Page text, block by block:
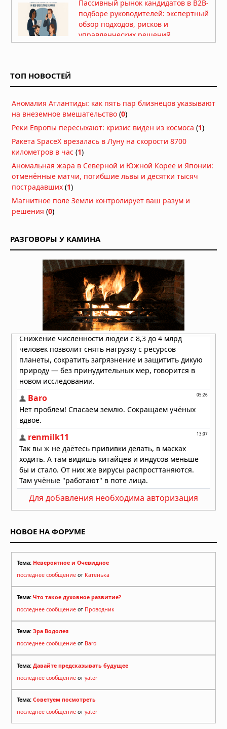
Пассивный рынок кандидатов в B2B-
подборе руководителей: экспертный
обзор подходов, рисков и
управленческих решений
Самые популярные цветы для
подарка и их особенности
16.07.2026 в 05:30
День рождения в лофте: как
выбрать пространство и
организовать незабываемый
праздник
25 лучших купальников 2026:
купальников
«Люцифер»: почему Дьявол стал
самым любимым героем
современного ТВ
02.07.2026 в 05:52
«Во все тяжкие»: как учитель химии
стал символом американской
трагедии
20.06.2026 в 05:57
Мужская одежда: от классики до
уличного стиля — как найти свой
образ
18.06.2026 в 06:19
ТОП НОВОСТЕЙ
Аномалия Атлантиды: как пять пар близнецов указывают
на внеземное вмешательство (0)
Реки Европы пересыхают: кризис виден из космоса (1)
Ракета SpaceX врезалась в Луну на скорости 8700
километров в час (1)
Аномальная жара в Северной и Южной Корее и Японии:
отменённые матчи, погибшие львы и десятки тысяч
пострадавших (1)
Магнитное поле Земли контролирует ваш разум и
решения (0)
РАЗГОВОРЫ У КАМИНА
Для добавления необходима авторизация
НОВОЕ НА ФОРУМЕ
Тема: Невероятное и Очевидное
последнее сообщение от Катенька
Тема: Что такое духовное развитие?
последнее сообщение от Проводник
Тема: Эра Водолея
последнее сообщение от Baro
Тема: Давайте предсказывать будущее
последнее сообщение от yater
Тема: Советуем посмотреть
последнее сообщение от yater